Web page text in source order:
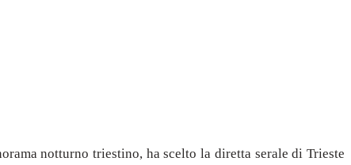
notturno triestino, ha scelto la diretta serale di Trieste